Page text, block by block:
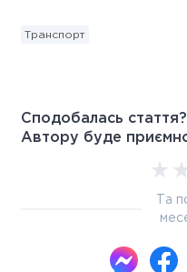
Транспорт
Сподобалась
Автору буде
Та